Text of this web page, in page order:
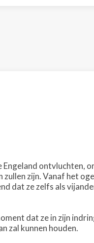
ontvluchten,
zullen zijn. Vanaf het
dat ze zelfs als
dat ze in zijn
zal kunnen houden.